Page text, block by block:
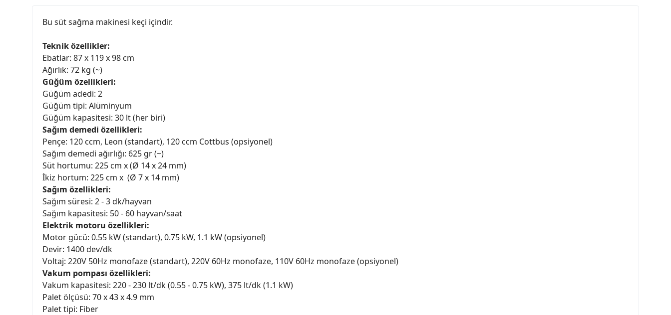
Bu süt sağma makinesi keçi içindir.
Teknik özellikler:
Ebatlar: 87 x 119 x 98 cm
Ağırlık: 72 kg (~)
Güğüm özellikleri:
Güğüm adedi: 2
Güğüm tipi: Alüminyum
Güğüm kapasitesi: 30 lt (her biri)
Sağım demedi özellikleri:
Pençe: 120 ccm, Leon (standart), 120 ccm Cottbus (opsiyonel)
Sağım demedi ağırlığı: 625 gr (~)
Süt hortumu: 225 cm x (Ø 14 x 24 mm)
İkiz hortum: 225 cm x (Ø 7 x 14 mm)
Sağım özellikleri:
Sağım süresi: 2 - 3 dk/hayvan
Sağım kapasitesi: 50 - 60 hayvan/saat
Elektrik motoru özellikleri:
Motor gücü: 0.55 kW (standart), 0.75 kW, 1.1 kW (opsiyonel)
Devir: 1400 dev/dk
Voltaj: 220V 50Hz monofaze (standart), 220V 60Hz monofaze, 110V 60Hz monofaze (opsiyonel)
Vakum pompası özellikleri:
Vakum kapasitesi: 220 - 230 lt/dk (0.55 - 0.75 kW), 375 lt/dk (1.1 kW)
Palet ölçüsü: 70 x 43 x 4.9 mm
Palet tipi: Fiber